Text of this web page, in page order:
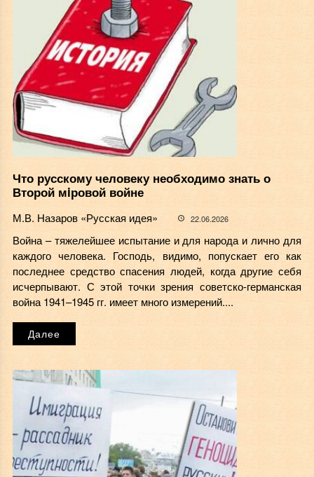
Что русскому человеку необходимо знать о
Второй мiровой войне
М.В. Назаров «Русская идея» 22.06.2026
Война – тяжелейшее испытание и для народа и лично для
каждого человека. Господь, видимо, попускает его как
последнее средство спасения людей, когда другие себя
исчерпывают. С этой точки зрения советско-германская
война 1941–1945 гг. имеет много измерений....
Далее